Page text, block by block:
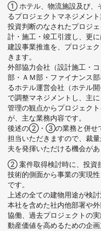
① ホテル、物流施設及び、
るプロジェクトマネジメント
投資判断のなされたプロジ
計・施⼯・竣⼯引渡し、更
建設事業推進を、プロジェ
きます。
外部協⼒会社（設計施⼯・
部・ＡＭ部・ファイナンス
るホテル運営会社（ホテル
で調整マネジメントし、主
管理の観点からプロジェク
が、主な業務内容です。
後述の②・③の業務と併せ
担当いただきますので、裁
夫を発揮いただける機会があ
② 案件取得検討時に、投資
技術的側⾯から事業の実現
です。
上述の全ての建物⽤途が検討
本社を含めた社内他部署や
協働、過去プロジェクトの
動産価値を⾼めるための企